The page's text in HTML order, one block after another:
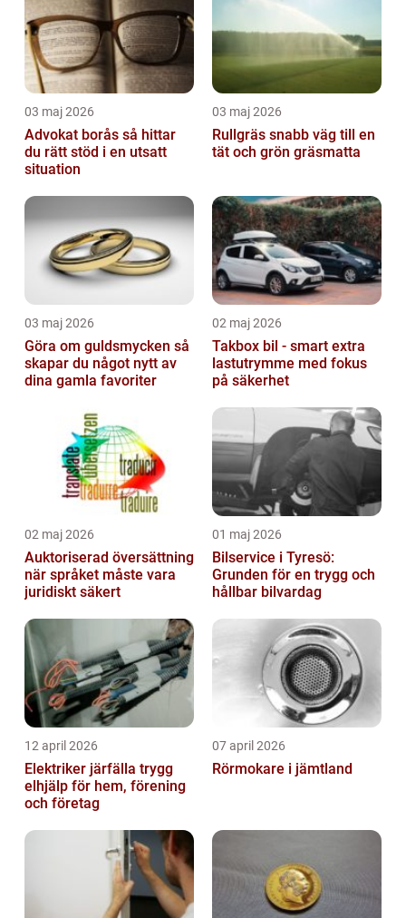
03 maj 2026
Advokat borås så hittar
du rätt stöd i en utsatt
situation
03 maj 2026
Rullgräs snabb väg till en
tät och grön gräsmatta
03 maj 2026
Göra om guldsmycken så
skapar du något nytt av
dina gamla favoriter
02 maj 2026
Takbox bil - smart extra
lastutrymme med fokus
på säkerhet
02 maj 2026
Auktoriserad översättning
när språket måste vara
juridiskt säkert
01 maj 2026
Bilservice i Tyresö:
Grunden för en trygg och
hållbar bilvardag
12 april 2026
Elektriker järfälla trygg
elhjälp för hem, förening
och företag
07 april 2026
Rörmokare i jämtland